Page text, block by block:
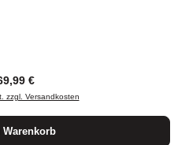
Preis:
€
zzgl. Versandkosten
Warenkorb